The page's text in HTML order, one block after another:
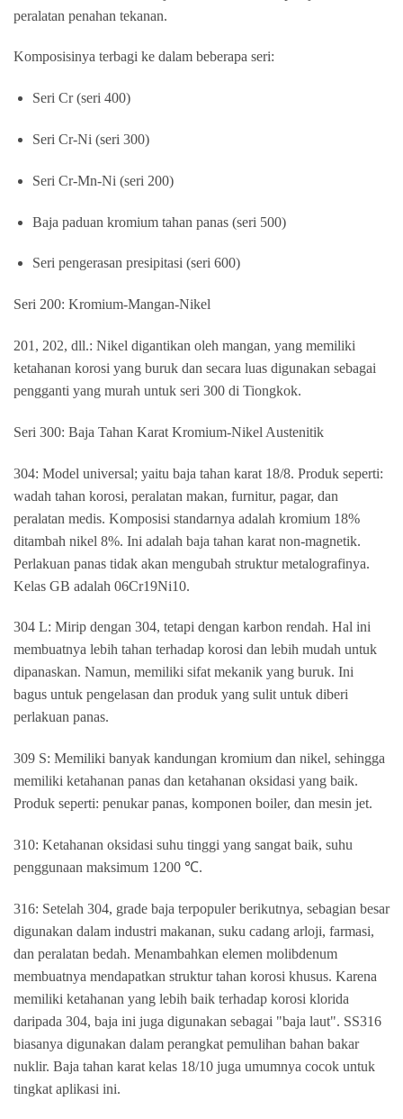
peralatan penahan tekanan.
Komposisinya terbagi ke dalam beberapa seri:
Seri Cr (seri 400)
Seri Cr-Ni (seri 300)
Seri Cr-Mn-Ni (seri 200)
Baja paduan kromium tahan panas (seri 500)
Seri pengerasan presipitasi (seri 600)
Seri 200: Kromium-Mangan-Nikel
201, 202, dll.: Nikel digantikan oleh mangan, yang memiliki
ketahanan korosi yang buruk dan secara luas digunakan sebagai
pengganti yang murah untuk seri 300 di Tiongkok.
Seri 300: Baja Tahan Karat Kromium-Nikel Austenitik
304: Model universal; yaitu baja tahan karat 18/8. Produk seperti:
wadah tahan korosi, peralatan makan, furnitur, pagar, dan
peralatan medis. Komposisi standarnya adalah kromium 18%
ditambah nikel 8%. Ini adalah baja tahan karat non-magnetik.
Perlakuan panas tidak akan mengubah struktur metalografinya.
Kelas GB adalah 06Cr19Ni10.
304 L: Mirip dengan 304, tetapi dengan karbon rendah. Hal ini
membuatnya lebih tahan terhadap korosi dan lebih mudah untuk
dipanaskan. Namun, memiliki sifat mekanik yang buruk. Ini
bagus untuk pengelasan dan produk yang sulit untuk diberi
perlakuan panas.
309 S: Memiliki banyak kandungan kromium dan nikel, sehingga
memiliki ketahanan panas dan ketahanan oksidasi yang baik.
Produk seperti: penukar panas, komponen boiler, dan mesin jet.
310: Ketahanan oksidasi suhu tinggi yang sangat baik, suhu
penggunaan maksimum 1200 ℃.
316: Setelah 304, grade baja terpopuler berikutnya, sebagian besar
digunakan dalam industri makanan, suku cadang arloji, farmasi,
dan peralatan bedah. Menambahkan elemen molibdenum
membuatnya mendapatkan struktur tahan korosi khusus. Karena
memiliki ketahanan yang lebih baik terhadap korosi klorida
daripada 304, baja ini juga digunakan sebagai "baja laut". SS316
biasanya digunakan dalam perangkat pemulihan bahan bakar
nuklir. Baja tahan karat kelas 18/10 juga umumnya cocok untuk
tingkat aplikasi ini.